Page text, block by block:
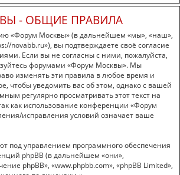
о
- ОБЩИЕ ПРАВИЛА
«Форум Москвы» (в дальнейшем «мы», «наш»,
novabb.ru»), вы подтверждаете своё согласие
Если вы не согласны с ними, пожалуйста,
форумами «Форум Москвы». Мы
изменять эти правила в любое время и
чтобы уведомить вас об этом, однако с вашей
регулярно просматривать этот текст на
как использование конференции «Форум
исправления условий означает ваше
под управлением программного обеспечения
phpBB (в дальнейшем «они»,
phpBB», «www.phpbb.com», «phpBB Limited»,